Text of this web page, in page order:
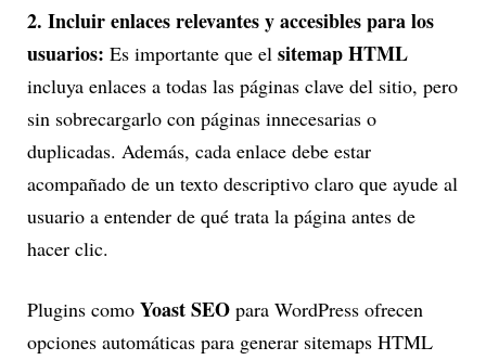
2. Incluir enlaces relevantes y accesibles para los
usuarios: Es importante que el sitemap HTML
incluya enlaces a todas las páginas clave del sitio, pero
sin sobrecargarlo con páginas innecesarias o
duplicadas. Además, cada enlace debe estar
acompañado de un texto descriptivo claro que ayude al
usuario a entender de qué trata la página antes de
hacer clic.
Plugins como Yoast SEO para WordPress ofrecen
opciones automáticas para generar sitemaps HTML